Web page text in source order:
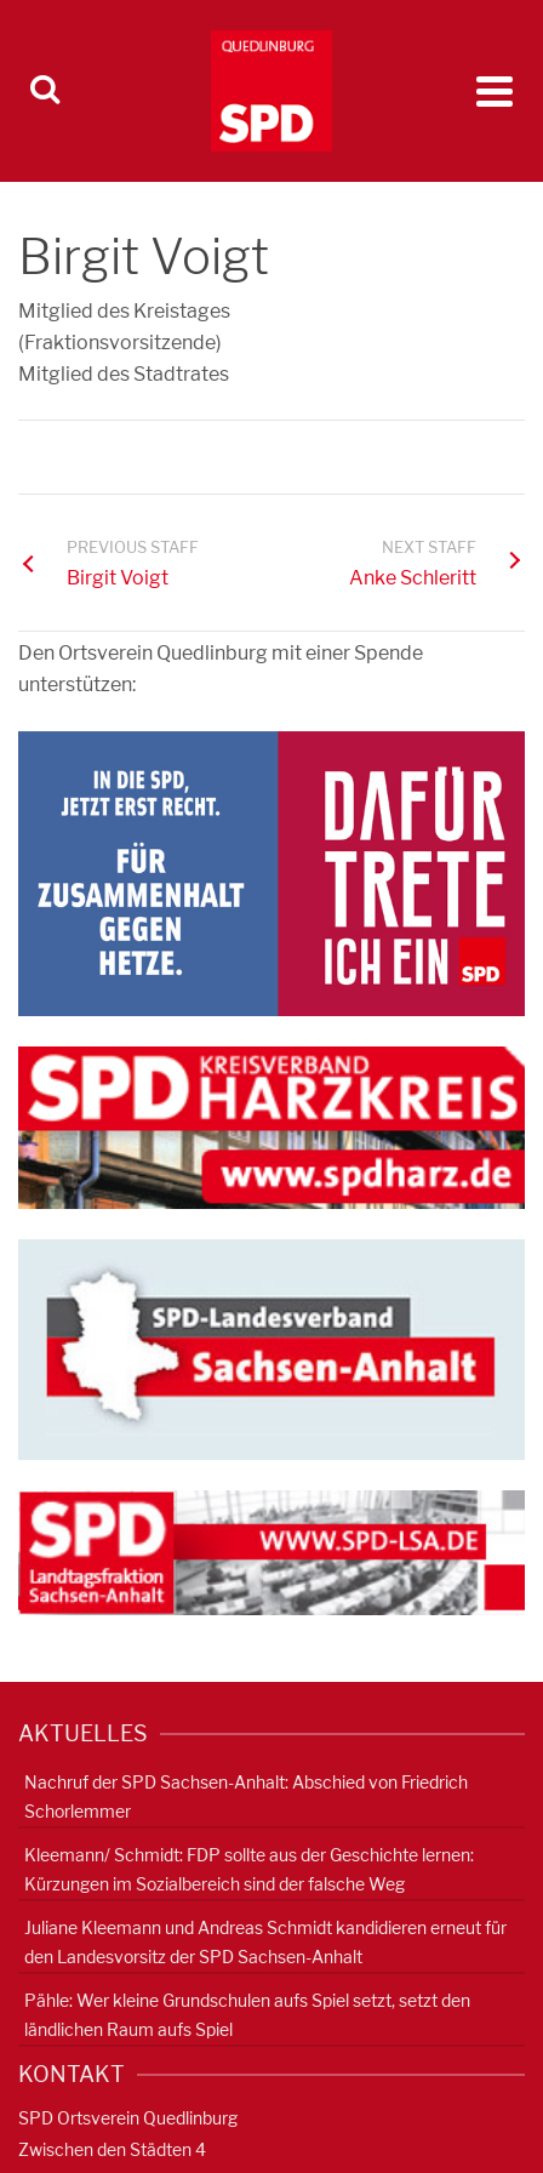
Birgit Voigt
Mitglied des Kreistages
(Fraktionsvorsitzende)
Mitglied des Stadtrates
PREVIOUS STAFF
Birgit Voigt
NEXT STAFF
Anke Schleritt
Den Ortsverein Quedlinburg mit einer Spende
unterstützen:
AKTUELLES
Nachruf der SPD Sachsen-Anhalt: Abschied von Friedrich
Schorlemmer
Kleemann/ Schmidt: FDP sollte aus der Geschichte lernen:
Kürzungen im Sozialbereich sind der falsche Weg
Juliane Kleemann und Andreas Schmidt kandidieren erneut für
den Landesvorsitz der SPD Sachsen-Anhalt
Pähle: Wer kleine Grundschulen aufs Spiel setzt, setzt den
ländlichen Raum aufs Spiel
KONTAKT
SPD Ortsverein Quedlinburg
Zwischen den Städten 4